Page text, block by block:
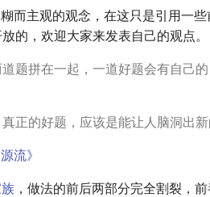
而主观的观念，在这只是引用一
的，欢迎大家来发表自己的观点。
题拼在一起，一道好题会有自己
正的好题，应该是能让人脑洞出新
流》
族 ，做法的前后两部分完全割裂，